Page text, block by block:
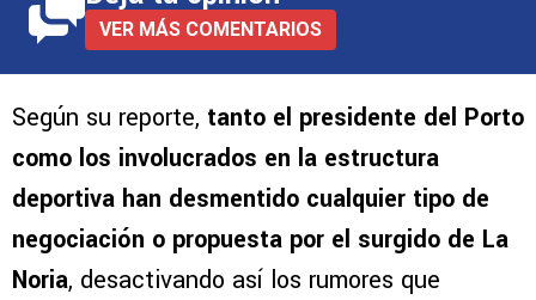
VER MÁS COMENTARIOS
Según su reporte, tanto el presidente del Porto
como los involucrados en la estructura
deportiva han desmentido cualquier tipo de
negociación o propuesta por el surgido de La
Noria, desactivando así los rumores que